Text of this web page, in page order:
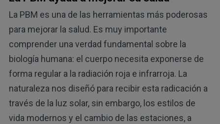
La PBM es una de las herramientas más poderosas
para mejorar la salud. Es muy importante
comprender una verdad fundamental sobre la
biología humana: el cuerpo necesita exponerse de
forma regular a la radiación roja e infrarroja. La
naturaleza nos diseñó para recibir esta radicación a
través de la luz solar, sin embargo, los estilos de
vida modernos y el cambio de las estaciones, a